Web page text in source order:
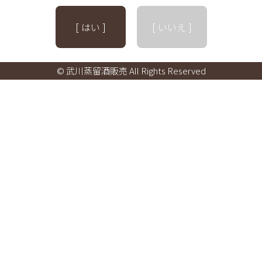
[ はい ] [ いいえ ]
© 武川蒸留酒販売 All Rights Reserved